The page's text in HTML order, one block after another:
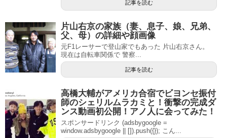
記事を読む
片山右京の家族（妻、息子、娘、兄弟、
父、母）の詳細や顔画像
元F1レーサーで登山家でもあった 片山右京さん。
現在は自転車関係で 警察...
記事を読む
高橋大輔がアメリカ合宿でビヨンセ振付
師のシェリルムラカミと！衝撃の完成ダ
ンス動画初公開！アノ人に会ってみた！
スポンサードリンク (adsbygoogle =
window.adsbygoogle || []).push({}); こん...